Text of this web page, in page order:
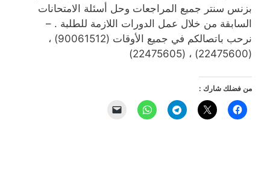
بزنس سنتر جميع المراجعات وحل أسئلة الامتحانات
السابقة من خلال عمل الدورات اللازمة للطلبة . –
نرحب باتصالكم في جميع الأوقات (90061512) ،
(22475600) ، (22475605)
من فضلك شارك :